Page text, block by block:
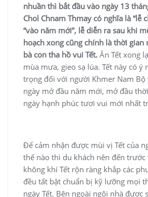
nhuần thì bắt đầu vào ngày 13
Chol Chnam Thmay có nghĩa là “lễ
“vào năm mới”, lễ diễn ra sau khi
hoạch xong cũng chính là thời gian
bà con tha hồ vui Tết. Ăn Tết xong
mùa mưa, gieo sạ lúa. Tết này có ý
trọng đối với người Khmer Nam Bộ
ngày mở đầu năm mới, mở đầu
ngày hạnh phúc tươi vui mới nhất
Để cảm nhận được mùi vị Tết của
thế nào thì du khách nên đến trước
không khí Tết rộn ràng khắp các
đều tất bật chuẩn bị kỹ lưỡng mọi
ngày Tết. Bên ngoài ngôi nhà được